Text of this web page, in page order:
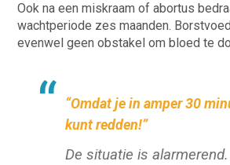
Ook na een miskraam of abortus
wachtperiode zes maanden.
evenwel geen obstakel om bloed te
“Omdat je in amper 30
kunt redden!”
De situatie is